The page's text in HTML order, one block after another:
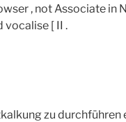
, not Associate in
vocalise [ II .
zu durchführen